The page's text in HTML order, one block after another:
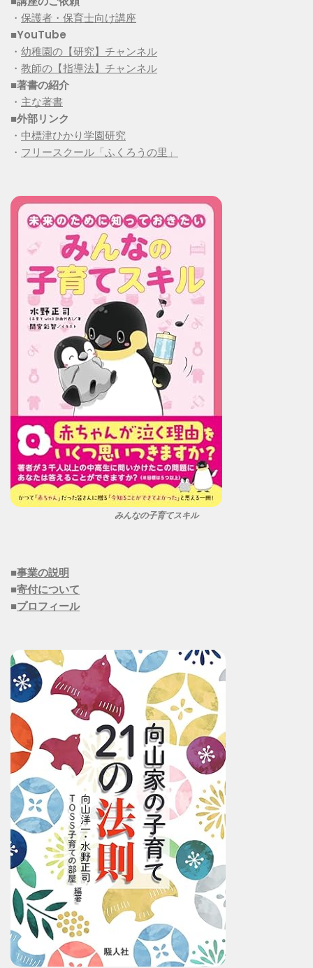
・ 保護者・保育士向け講座
■YouTube
・ 幼稚園の【研究】チャンネル
・ 教師の【指導法】チャンネル
■著書の紹介
・ 主な著書
■外部リンク
・ 中標津ひかり学園研究
・ フリースクール「ふくろうの里」
みんなの子育てスキル
■事業の説明
■寄付について
■プロフィール